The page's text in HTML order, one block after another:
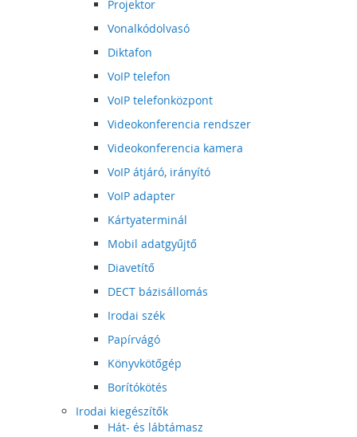
Projektor
Vonalkódolvasó
Diktafon
VoIP telefon
VoIP telefonközpont
Videokonferencia rendszer
Videokonferencia kamera
VoIP átjáró, irányító
VoIP adapter
Kártyaterminál
Mobil adatgyűjtő
Diavetítő
DECT bázisállomás
Irodai szék
Papírvágó
Könyvkötőgép
Borítókötés
Irodai kiegészítők
Hát- és lábtámasz